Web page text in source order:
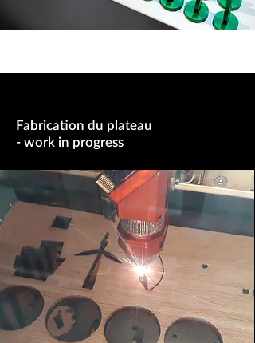
Fabrication du plateau
- work in progress